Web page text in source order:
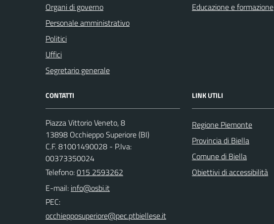
Organi di governo
Personale amministrativo
Politici
Uffici
Segretario generale
Educazione e formazione
CONTATTI
Piazza Vittorio Veneto, 8
13898 Occhieppo Superiore (BI)
C.F. 81001490028 - P.Iva:
00373350024
Telefono:015 2593262
E-mail:
PEC:
LINK UTILI
Regione Piemonte
Provincia di Biella
Comune di Biella
Obiettivi di accessibilità